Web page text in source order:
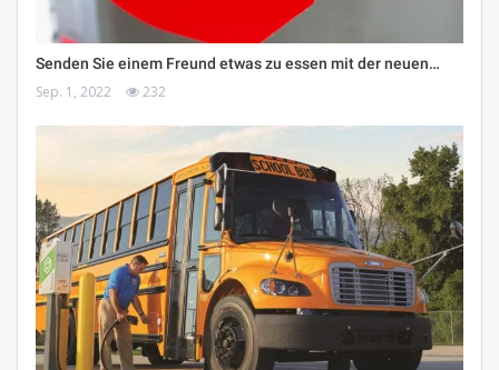
Senden Sie einem Freund etwas zu essen mit der neuen…
Sep. 1, 2022 232